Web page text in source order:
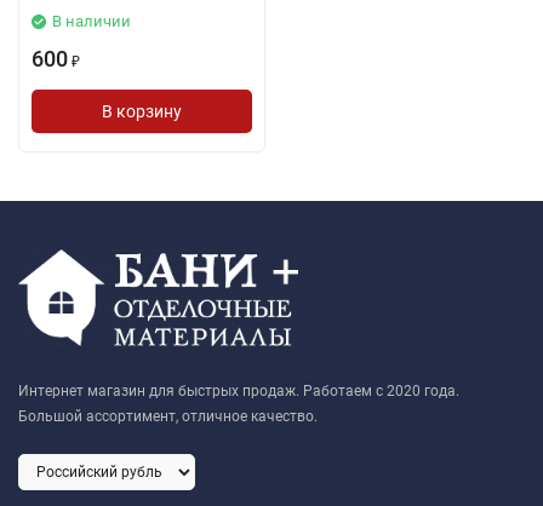
В наличии
600 ₽
В корзину
Интернет магазин для быстрых продаж. Работаем с 2020 года.
Большой ассортимент, отличное качество.